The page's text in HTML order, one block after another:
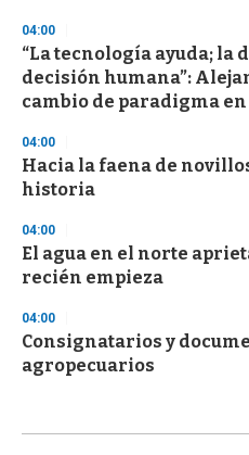
04:00
“La tecnología ayuda; la
decisión humana”:
cambio de paradigma
04:00
Hacia la faena de
historia
04:00
El agua en el norte
recién empieza
04:00
Consignatarios y
agropecuarios